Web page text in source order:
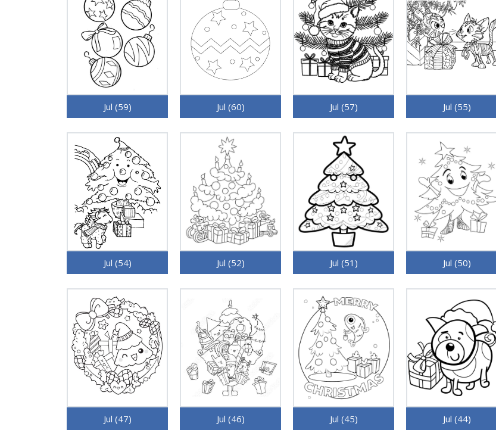
Jul (59) Jul (60) Jul (57) Jul (55)
Jul (54) Jul (52) Jul (51) Jul (50)
Jul (47) Jul (46) Jul (45) Jul (44)